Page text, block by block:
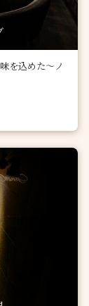
を込めた〜ノ